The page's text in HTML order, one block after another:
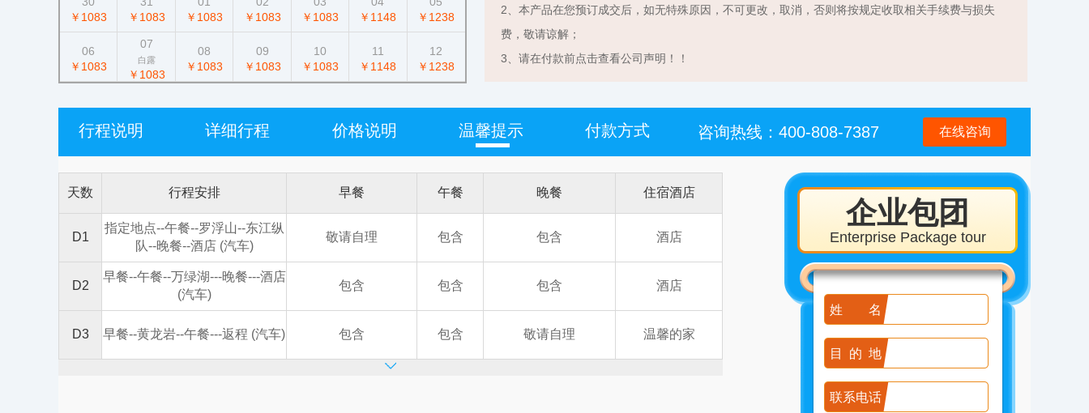
￥1083
￥1083
￥1083
￥1083
￥1083
￥1148
￥1238
06
￥1083
07
白露
￥1083
08
￥1083
09
￥1083
10
￥1083
11
￥1148
12
￥1238
2、本产品在您预订成交后，如无特殊原因，不可更改，取消，否则将按规定收取相关手续费与损失
费，敬请谅解；
3、请在付款前点击查看公司声明！！
行程说明 详细行程 价格说明 温馨提示 付款方式 咨询热线：400-808-7387 在线咨询
天数 行程安排 早餐 午餐 晚餐 住宿酒店
D1
指定地点--午餐--罗浮山--东江纵
队--晚餐--酒店 (汽车)
敬请自理 包含 包含 酒店
D2
早餐--午餐--万绿湖---晚餐---酒店
(汽车)
包含 包含 包含 酒店
D3 早餐--黄龙岩--午餐---返程 (汽车) 包含 包含 敬请自理 温馨的家
企业包团
Enterprise Package tour
姓名
目的地
联系电话